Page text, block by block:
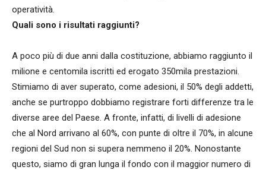
operatività.
Quali sono i risultati raggiunti?
A poco più di due anni dalla costituzione, abbiamo raggiunto il
milione e centomila iscritti ed erogato 350mila prestazioni.
Stimiamo di aver superato, come adesioni, il 50% degli addetti,
anche se purtroppo dobbiamo registrare forti differenze tra le
diverse aree del Paese. A fronte, infatti, di livelli di adesione
che al Nord arrivano al 60%, con punte di oltre il 70%, in alcune
regioni del Sud non si supera nemmeno il 20%. Nonostante
questo, siamo di gran lunga il fondo con il maggior numero di